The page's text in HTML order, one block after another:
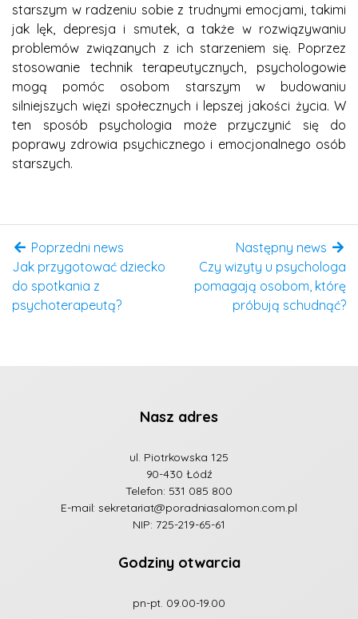
starszym w radzeniu sobie z trudnymi emocjami, takimi
jak lęk, depresja i smutek, a także w rozwiązywaniu
problemów związanych z ich starzeniem się. Poprzez
stosowanie technik terapeutycznych, psychologowie
mogą pomóc osobom starszym w budowaniu
silniejszych więzi społecznych i lepszej jakości życia. W
ten sposób psychologia może przyczynić się do
poprawy zdrowia psychicznego i emocjonalnego osób
starszych.
Poprzedni news
Jak przygotować dziecko
do spotkania z
psychoterapeutą?
Następny news
Czy wizyty u psychologa
pomagają osobom, którę
próbują schudnąć?
Nasz adres
ul. Piotrkowska 125
90-430 Łódź
Telefon: 531 085 800
E-mail:sekretariat@poradniasalomon.com.pl
NIP: 725-219-65-61
Godziny otwarcia
pn-pt. 09.00-19.00